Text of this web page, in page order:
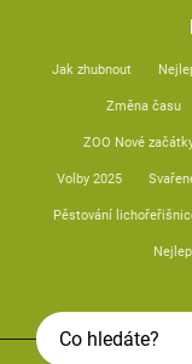
Jak zhubnout
Změna času
ZOO Nové
Volby 2025
Pěstování